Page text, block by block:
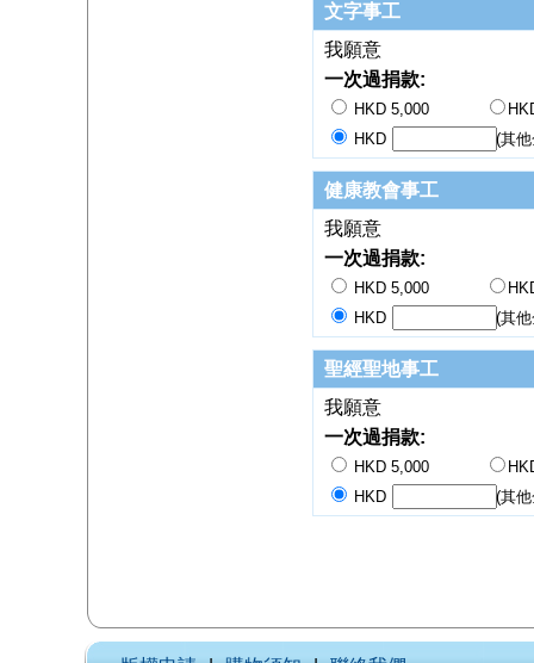
文字事工
我願意
一次過捐款:
HKD 5,000
HKD
(其
健康教會事工
我願意
一次過捐款:
HKD 5,000
HKD
(其
聖經聖地事工
我願意
一次過捐款:
HKD 5,000
HKD
(其